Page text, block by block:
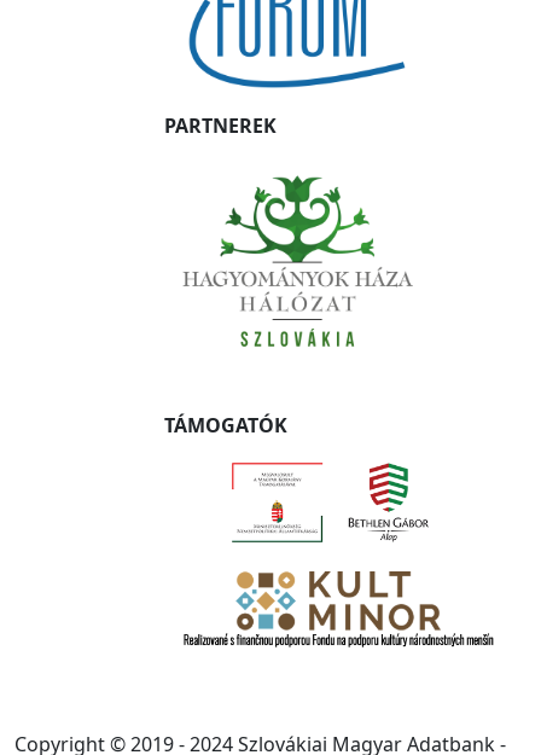
PARTNEREK
TÁMOGATÓK
Copyright © 2019 - 2024 Szlovákiai Magyar Adatbank -